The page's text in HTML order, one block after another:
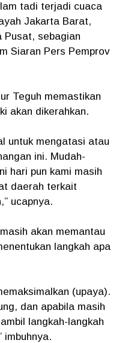
tadi terjadi cuaca
Jakarta Barat,
Pusat, sebagian
Siaran Pers Pemprov
Teguh memastikan
akan dikerahkan.
untuk mengatasi atau
ini. Mudah-
hari pun kami masih
daerah terkait
ucapnya.
akan memantau
langkah apa
(upaya).
dan apabila masih
langkah-langkah
imbuhnya.